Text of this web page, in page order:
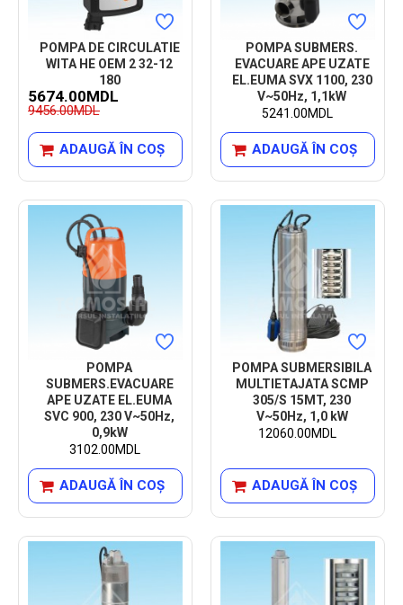
POMPA DE CIRCULATIE
WITA HE OEM 2 32-12
180
5674.00MDL
9456.00MDL
ADAUGĂ ÎN COŞ
POMPA SUBMERS.
EVACUARE APE UZATE
EL.EUMA SVX 1100, 230
V~50Hz, 1,1kW
5241.00MDL
ADAUGĂ ÎN COŞ
POMPA
SUBMERS.EVACUARE
APE UZATE EL.EUMA
SVC 900, 230 V~50Hz,
0,9kW
3102.00MDL
ADAUGĂ ÎN COŞ
POMPA SUBMERSIBILA
MULTIETAJATA SCMP
305/S 15MT, 230
V~50Hz, 1,0 kW
12060.00MDL
ADAUGĂ ÎN COŞ